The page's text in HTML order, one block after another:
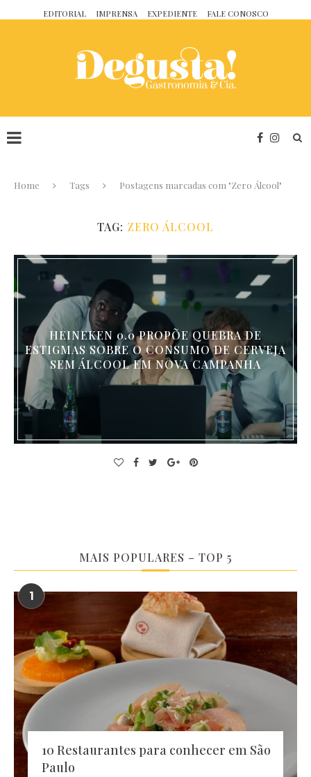
EDITORIAL IMPRENSA EXPEDIENTE FALE CONOSCO
Home Tags Postagens marcadas com "Zero Álcool"
TAG: ZERO ÁLCOOL
HEINEKEN 0.0 PROPÕE QUEBRA DE
ESTIGMAS SOBRE O CONSUMO DE CERVEJA
SEM ÁLCOOL EM NOVA CAMPANHA
MAIS POPULARES – TOP 5
1
10 Restaurantes para conhecer em São
Paulo